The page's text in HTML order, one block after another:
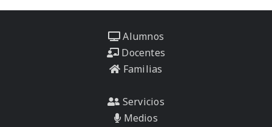
Alumnos
Docentes
Familias
Servicios
Medios